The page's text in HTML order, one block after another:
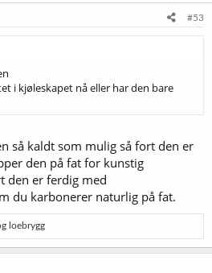
#53
i kjøleskapet nå eller har den bare
så kaldt som mulig så fort den er
den på fat for kunstig
den er ferdig med
du karbonerer naturlig på fat.
loebrygg